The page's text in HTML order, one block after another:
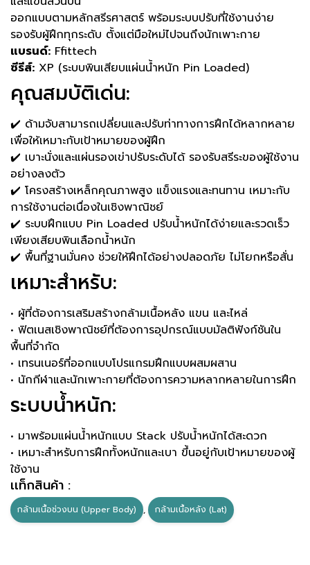
ออกแบบตามหลักสรีรศาสตร์ พร้อมระบบปรับที่ใช้งานง่าย
รองรับผู้ฝึกทุกระดับ ตั้งแต่มือใหม่ไปจนถึงนักเพาะกาย
แบรนด์: Ffittech
ซีรีส์: XP (ระบบพินเสียบแผ่นน้ำหนัก Pin Loaded)
คุณสมบัติเด่น:
✔️ ด้ามจับสามารถเปลี่ยนและปรับท่าทางการฝึกได้หลากหลาย
เพื่อให้เหมาะกับเป้าหมายของผู้ฝึก
✔️ เบาะนั่งและแผ่นรองเข่าปรับระดับได้ รองรับสรีระของผู้ใช้งาน
อย่างลงตัว
✔️ โครงสร้างเหล็กคุณภาพสูง แข็งแรงและทนทาน เหมาะกับ
การใช้งานต่อเนื่องในเชิงพาณิชย์
✔️ ระบบฝึกแบบ Pin Loaded ปรับน้ำหนักได้ง่ายและรวดเร็ว
เพียงเสียบพินเลือกน้ำหนัก
✔️ พื้นที่ฐานมั่นคง ช่วยให้ฝึกได้อย่างปลอดภัย ไม่โยกหรือสั่น
เหมาะสำหรับ:
• ผู้ที่ต้องการเสริมสร้างกล้ามเนื้อหลัง แขน และไหล่
• ฟิตเนสเชิงพาณิชย์ที่ต้องการอุปกรณ์แบบมัลติฟังก์ชันใน
พื้นที่จำกัด
• เทรนเนอร์ที่ออกแบบโปรแกรมฝึกแบบผสมผสาน
• นักกีฬาและนักเพาะกายที่ต้องการความหลากหลายในการฝึก
ระบบน้ำหนัก:
• มาพร้อมแผ่นน้ำหนักแบบ Stack ปรับน้ำหนักได้สะดวก
• เหมาะสำหรับการฝึกทั้งหนักและเบา ขึ้นอยู่กับเป้าหมายของผู้
ใช้งาน
เเท็กสินค้า :
กล้ามเนื้อช่วงบน (Upper Body) , กล้ามเนื้อหลัง (Lat)